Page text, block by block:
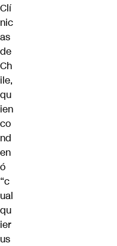
Clí
nic
as
de
Ch
ile,
qu
ien
co
nd
en
ó
“c
ual
qu
ier
us